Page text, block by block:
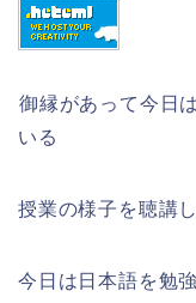
御縁があって今日
いる
授業の様子を聴講
今日は日本語を勉